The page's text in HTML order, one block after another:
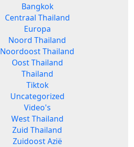
Bangkok
Centraal Thailand
Europa
Noord Thailand
Noordoost Thailand
Oost Thailand
Thailand
Tiktok
Uncategorized
Video's
West Thailand
Zuid Thailand
Zuidoost Azië